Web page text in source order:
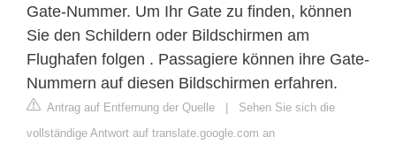
Gate-Nummer. Um Ihr Gate zu finden, können
Sie den Schildern oder Bildschirmen am
Flughafen folgen . Passagiere können ihre Gate-
Nummern auf diesen Bildschirmen erfahren.
Antrag auf Entfernung der Quelle | Sehen Sie sich die
vollständige Antwort auf translate.google.com an